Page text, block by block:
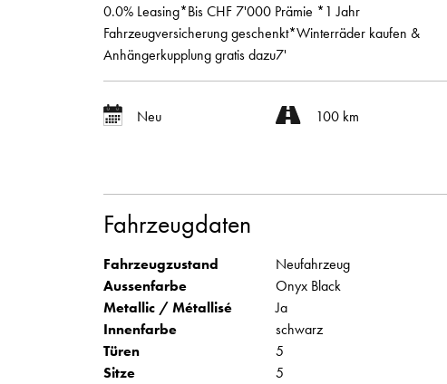
0.0% Leasing*Bis CHF 7'000 Prämie *1 Jahr
Fahrzeugversicherung geschenkt*Winterräder kaufen &
Anhängerkupplung gratis dazu7'
Neu 100 km
Fahrzeugdaten
Fahrzeugzustand
Neufahrzeug
Aussenfarbe
Onyx Black
Metallic / Métallisé
Ja
Innenfarbe
schwarz
Türen
5
Sitze
5